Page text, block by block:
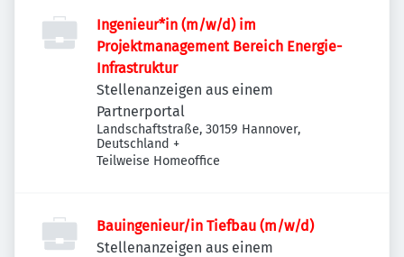
Ingenieur*in (m/w/d) im
Projektmanagement Bereich Energie-
Infrastruktur
Stellenanzeigen aus einem
Partnerportal
Landschaftstraße, 30159 Hannover,
Deutschland +
Teilweise Homeoffice
Bauingenieur/in Tiefbau (m/w/d)
Stellenanzeigen aus einem